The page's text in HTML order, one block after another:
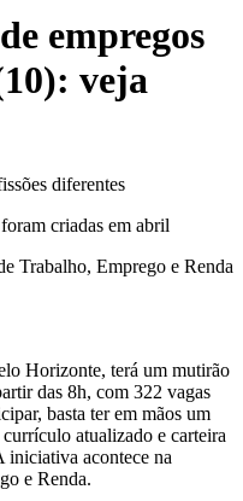
empregos
veja
diferentes
Trabalho, Emprego e Renda
Horizonte, terá um mutirão
das 8h, com 322 vagas
basta ter em mãos um
atualizado e carteira
iniciativa acontece na
e Renda.